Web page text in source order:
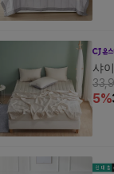
샤
5%